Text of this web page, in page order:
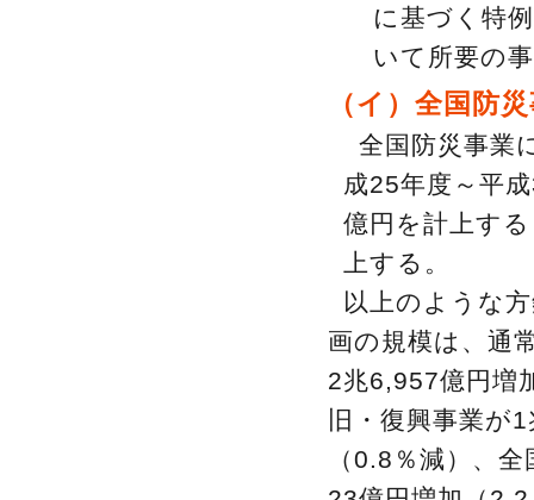
に基づく特
いて所要の
（イ）全国防
全国防災事業
成25年度～平
億円を計上す
上する。
以上のような
画の規模は、通
2兆6,957億円増
旧・復興事業が
（0.8％減）、